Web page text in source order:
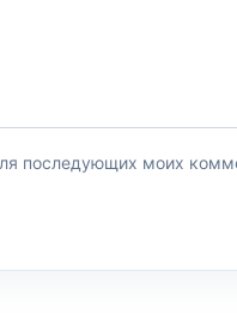
последующих моих